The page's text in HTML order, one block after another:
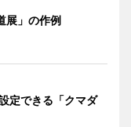
展」の作例
定できる「クマダ